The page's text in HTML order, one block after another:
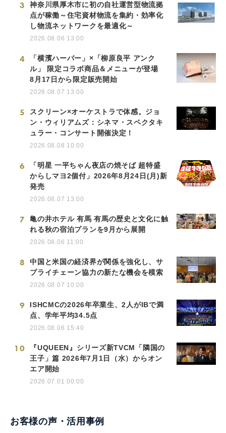
3
神奈川県厚木市に初の自社運営型物流拠
点が稼働～住宅資材物流を集約・効率化
し物流ネットワークを最適化～
2026.08.06 13:00
4
「横濱ハーバー」×「柳原良平 アンク
ル」 限定コラボ商品＆メニューが登場
8月17日から限定販売開始
2026.08.07 13:00
5
スクリーン×オーケストラで体感。ジョ
ン・ウィリアムズ：シネマ・スペクタキ
ュラー・コンサート開催決定！
2026.08.08 10:00
6
「明星 一平ちゃん夜店の焼そば 超特盛
からしマヨ2個付」2026年8月24日(月)新
発売
2026.08.07 13:00
7
亀の井ホテル 有馬 有馬の歴史と文化に触
れる秋の宿泊プランを9月から展開
2026.08.06 11:00
8
中国と米国の経済界が関係を強化し、サ
プライチェーン協力の新たな機会を模索
2026.08.07 10:00
9
ISHCMCの2026年卒業生、2人がIBで満
点、学年平均34.5点
2026.08.06 15:40
10
『UQUEEN』シリーズ新TVCM「隣国の
王子」篇 2026年7月1日（水）からオン
エア開始
2026.07.01 00:00
お客様の声・活用事例